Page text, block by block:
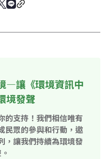
—讓《環境資訊中
境發聲
的支持！我們相信唯有
民眾的參與和行動，邀
，讓我們持續為環境發